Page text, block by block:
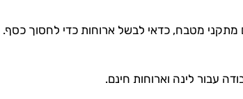
מטבח, כדאי לבשל ארוחות כדי לחסוך כסף.
עבור לינה וארוחות חינם.